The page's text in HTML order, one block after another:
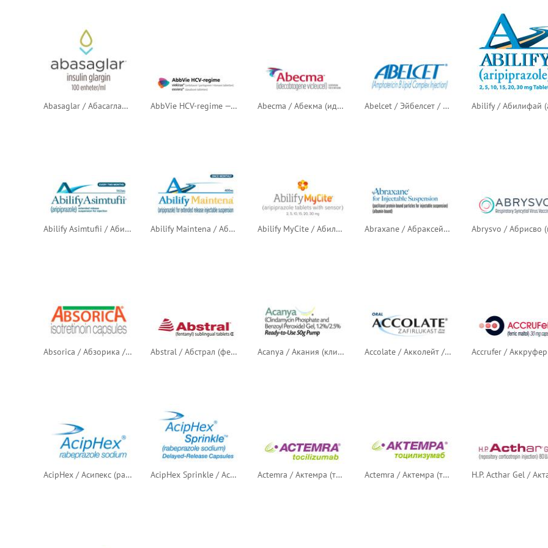
Abasaglar / Абасаглар (инсулин гларгин) — норвежский логотип AbbVie HCV-regime — Viekirax & Exviera / Режим AbbVie против гепатита C — Виекиракс (омбитасвир + паритапревир + ритонавир) и Эксвиера (дасабувир) — нидерландский логотип Abecma / Абекма (идекабтаген виклейцел) Abelcet / Эйбелсет / Абелцет (липидный комплекс амфотерицина B)
Abilify Asimtufii / Абилифай Асимтуфай (арипипразол продлённого действия) Abilify Maintena / Абилифай Мейнтена / Абилифай Майнтена (арипипразол продлённого действия) Abilify MyCite / Абилифай МайСайт (арипипразол в таблетках с сенсором) Abraxane / Абраксейн / Абраксан (связанные с альбумином частицы паклитаксела)
Absorica / Абзорика / Абсорика (изотретиноин) Abstral / Абстрал (фентанил) Acanya / Акания (клиндамицин + бензоила пероксид) Accolate / Акколейт / Аколат (зафирлукаст)
AcipHex / Асипекс (рабепразол продлённого действия) AcipHex Sprinkle / Асипекс Спринкл (рабепразол продлённого действия) Actemra / Актемра (тоцилизумаб) Actemra / Актемра (тоцилизумаб) — русский логотип